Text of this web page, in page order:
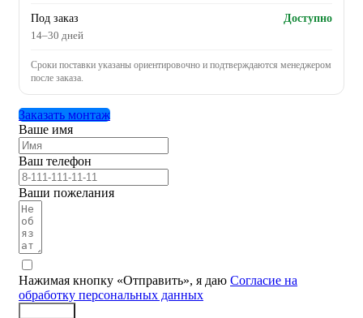
Под заказ
Доступно
14–30 дней
Сроки поставки указаны ориентировочно и подтверждаются менеджером
после заказа.
Заказать монтаж
Ваше имя
Ваш телефон
Ваши пожелания
Нажимая кнопку «Отправить», я даю Согласие на
обработку персональных данных